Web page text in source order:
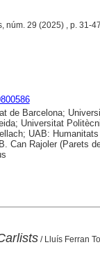
núm. 29 (2025) , p. 31-
de Barcelona;
Universitat
UAB: Humanitats
Can Rajoler (Parets
/ Lluís Ferran